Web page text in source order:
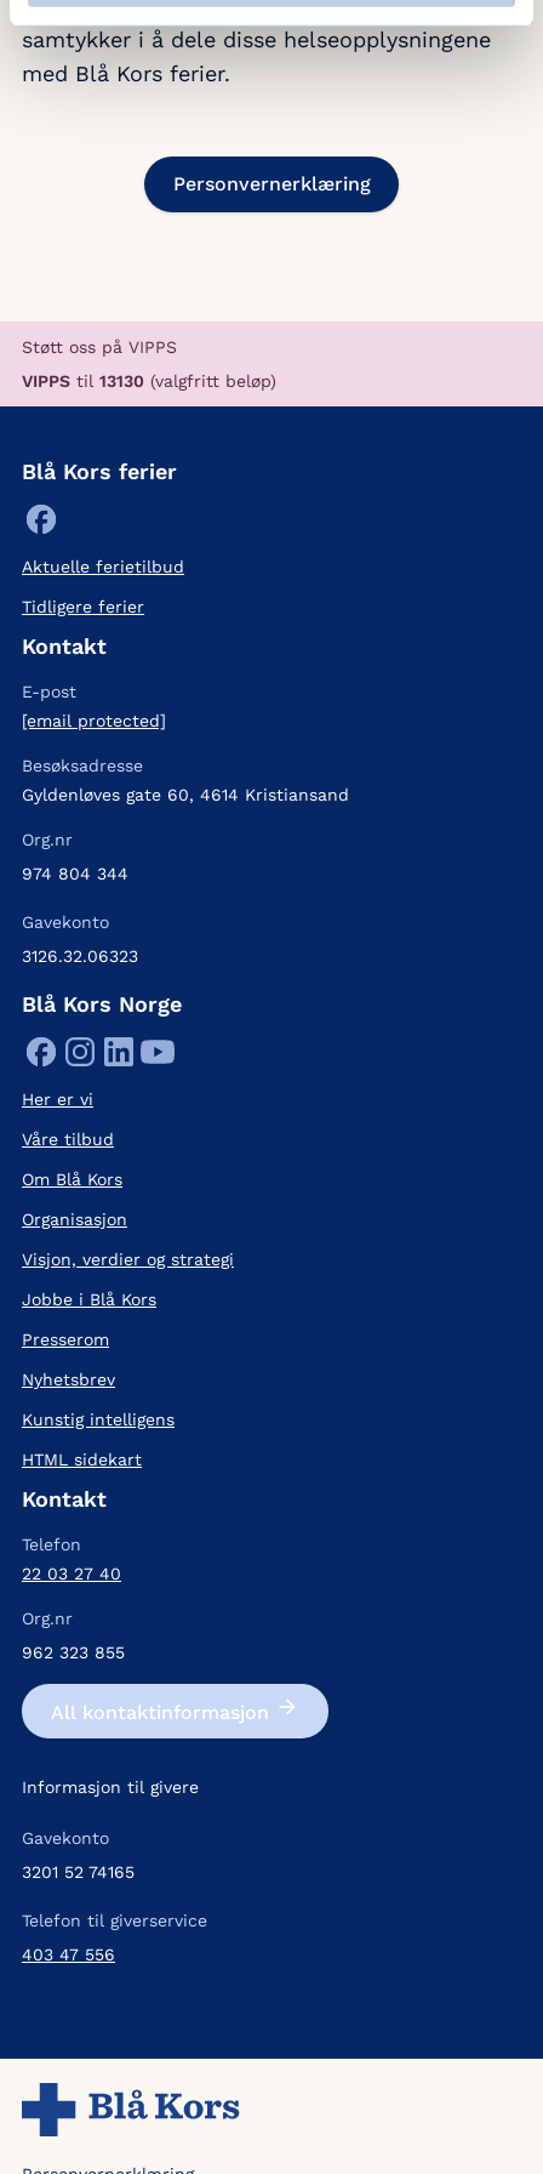
trygge og helsebringende måltider. Og jeg
samtykker i å dele disse helseopplysningene
med Blå Kors ferier.
Personvernerklæring
Støtt oss på VIPPS
VIPPS til 13130 (valgfritt beløp)
Blå Kors ferier
Aktuelle ferietilbud
Tidligere ferier
Kontakt
E-post
[email protected]
Besøksadresse
Gyldenløves gate 60, 4614 Kristiansand
Org.nr
974 804 344
Gavekonto
3126.32.06323
Blå Kors Norge
Her er vi
Våre tilbud
Om Blå Kors
Organisasjon
Visjon, verdier og strategi
Jobbe i Blå Kors
Presserom
Nyhetsbrev
Kunstig intelligens
HTML sidekart
Kontakt
Telefon
22 03 27 40
Org.nr
962 323 855
All kontakt­informasjon
Informasjon til givere
Gavekonto
3201 52 74165
Telefon til giverservice
403 47 556